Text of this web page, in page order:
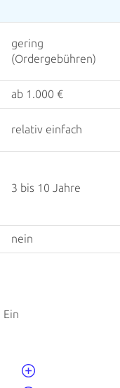
gering
(Ordergebühren)
ab 1.000 €
relativ einfach
3 bis 10 Jahre
nein